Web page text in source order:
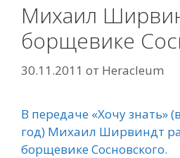
Михаил
борщевике
30.11.2011 от Heracleum
В передаче «Хочу знать»
год) Михаил Ширвиндт
борщевике Сосновского.